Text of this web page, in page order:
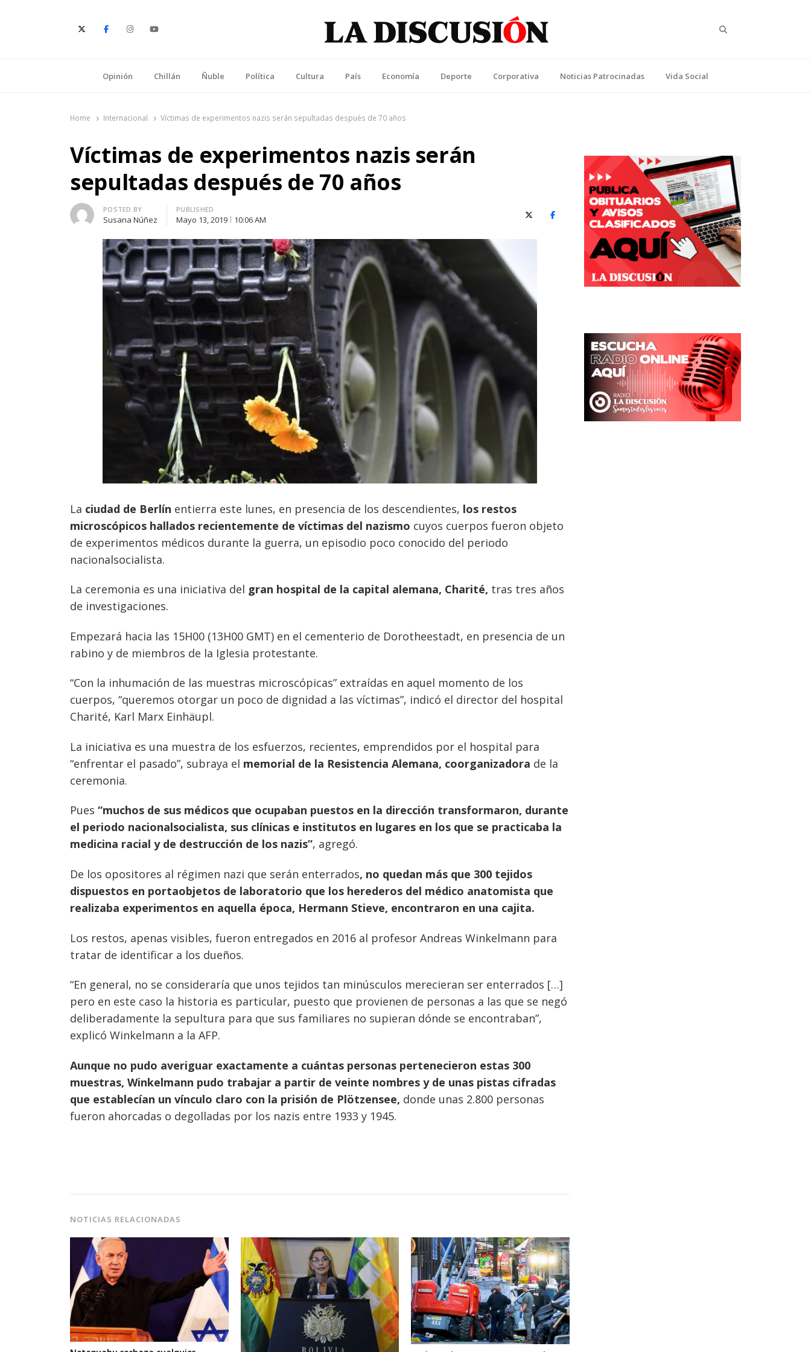
Opinión Chillán Ñuble Política Cultura País Economía Deporte Corporativa Noticias Patrocinadas Vida Social
Home Internacional Víctimas de experimentos nazis serán sepultadas después de 70 años
Víctimas de experimentos nazis serán
sepultadas después de 70 años
Author
POSTED BY
Susana Núñez
PUBLISHED
Mayo 13, 2019 10:06 AM X (Twitter)Facebook
La ciudad de Berlín entierra este lunes, en presencia de los descendientes, los restos
microscópicos hallados recientemente de víctimas del nazismo cuyos cuerpos fueron objeto
de experimentos médicos durante la guerra, un episodio poco conocido del periodo
nacionalsocialista.
La ceremonia es una iniciativa del gran hospital de la capital alemana, Charité, tras tres años
de investigaciones.
Empezará hacia las 15H00 (13H00 GMT) en el cementerio de Dorotheestadt, en presencia de un
rabino y de miembros de la Iglesia protestante.
“Con la inhumación de las muestras microscópicas” extraídas en aquel momento de los
cuerpos, “queremos otorgar un poco de dignidad a las víctimas”, indicó el director del hospital
Charité, Karl Marx Einhäupl.
La iniciativa es una muestra de los esfuerzos, recientes, emprendidos por el hospital para
“enfrentar el pasado”, subraya el memorial de la Resistencia Alemana, coorganizadora de la
ceremonia.
Pues “muchos de sus médicos que ocupaban puestos en la dirección transformaron, durante
el periodo nacionalsocialista, sus clínicas e institutos en lugares en los que se practicaba la
medicina racial y de destrucción de los nazis”, agregó.
De los opositores al régimen nazi que serán enterrados, no quedan más que 300 tejidos
dispuestos en portaobjetos de laboratorio que los herederos del médico anatomista que
realizaba experimentos en aquella época, Hermann Stieve, encontraron en una cajita.
Los restos, apenas visibles, fueron entregados en 2016 al profesor Andreas Winkelmann para
tratar de identificar a los dueños.
“En general, no se consideraría que unos tejidos tan minúsculos merecieran ser enterrados […]
pero en este caso la historia es particular, puesto que provienen de personas a las que se negó
deliberadamente la sepultura para que sus familiares no supieran dónde se encontraban”,
explicó Winkelmann a la AFP.
Aunque no pudo averiguar exactamente a cuántas personas pertenecieron estas 300
muestras, Winkelmann pudo trabajar a partir de veinte nombres y de unas pistas cifradas
que establecían un vínculo claro con la prisión de Plötzensee, donde unas 2.800 personas
fueron ahorcadas o degolladas por los nazis entre 1933 y 1945.
NOTICIAS RELACIONADAS
Navegación